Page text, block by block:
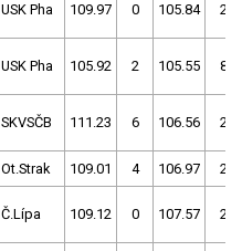
USK Pha 109.97 0 105.84 2
USK Pha 105.92 2 105.55 8
SKVSČB 111.23 6 106.56 2
Ot.Strak 109.01 4 106.97 2
Č.Lípa 109.12 0 107.57 2